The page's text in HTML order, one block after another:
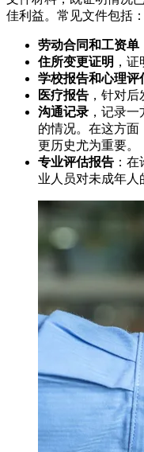
佳利益。常见文件包括：
劳动合同和工资单
住所变更证明 ，
学校报告和心理评
医疗报告 ，针对
沟通记录 ，记录
的情况。在这方
更历史尤为重要。
专业评估报告 ：
业人员对未成年人